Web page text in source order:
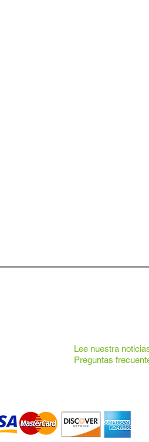
Lee nuestra
Preguntas